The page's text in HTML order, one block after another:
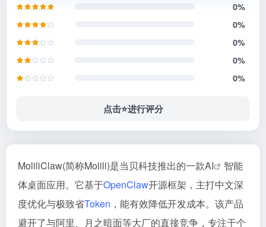
0%
0%
0%
0%
0%
点击⭐️进行评分
MoliliClaw(简称Molili)是当贝科技推出的一款AI
智能
体桌面应用。它基于OpenClaw开源框架，主打中文深
度优化与极致省Token ，能有效降低开发成本。该产品
避开了与阿里、月之暗面等大厂的直接竞争，专注于个